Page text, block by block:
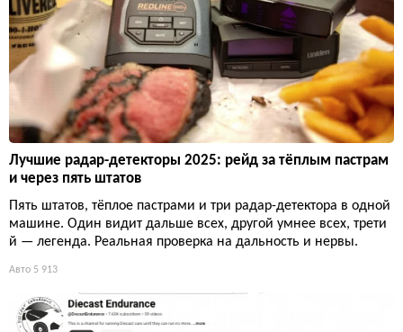
Лучшие радар-детекторы 2025: рейд за тёплым пастрам
и через пять штатов
Пять штатов, тёплое пастрами и три радар-детектора в одной
машине. Один видит дальше всех, другой умнее всех, трети
й — легенда. Реальная проверка на дальность и нервы.
Авто 5 913